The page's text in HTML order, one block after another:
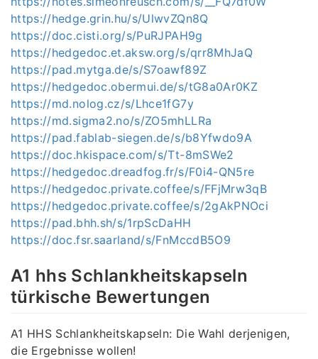
https://hedge.grin.hu/s/UlwvZQn8Q
https://doc.cisti.org/s/PuRJPAH9g
https://hedgedoc.et.aksw.org/s/qrr8MhJaQ
https://pad.mytga.de/s/S7oawf89Z
https://hedgedoc.obermui.de/s/tG8a0Ar0KZ
https://md.nolog.cz/s/Lhce1fG7y
https://md.sigma2.no/s/ZO5mhLLRa
https://pad.fablab-siegen.de/s/b8Yfwdo9A
https://doc.hkispace.com/s/Tt-8mSWe2
https://hedgedoc.dreadfog.fr/s/F0i4-QN5re
https://hedgedoc.private.coffee/s/FFjMrw3qB
https://hedgedoc.private.coffee/s/2gAkPNOci
https://pad.bhh.sh/s/1rpScDaHH
https://doc.fsr.saarland/s/FnMccdB5O9
A1 hhs Schlankheitskapseln
türkische Bewertungen
A1 HHS Schlankheitskapseln: Die Wahl derjenigen,
die Ergebnisse wollen!